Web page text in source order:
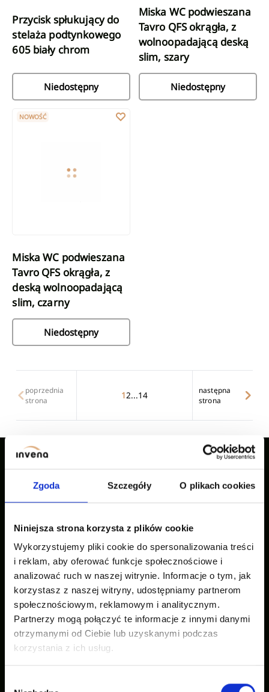
Zgoda Szczegóły O plikach cookies
Niniejsza strona korzysta z plików cookie
Wykorzystujemy pliki cookie do spersonalizowania treści
i reklam, aby oferować funkcje społecznościowe i
analizować ruch w naszej witrynie. Informacje o tym, jak
korzystasz z naszej witryny, udostępniamy partnerom
społecznościowym, reklamowym i analitycznym.
Partnerzy mogą połączyć te informacje z innymi danymi
otrzymanymi od Ciebie lub uzyskanymi podczas
korzystania z ich usług.
Przycisk spłukujący do
stelaża podtynkowego
605 biały chrom
Niedostępny
Miska WC podwieszana
Tavro QFS okrągła, z
wolnoopadającą deską
slim, szary
Niedostępny
Miska WC podwieszana Tavro QFS okrągła, z deską
NOWOŚĆ
Miska WC podwieszana
Tavro QFS okrągła, z
deską wolnoopadającą
slim, czarny
Niedostępny
poprzednia
strona
12...14
następna
strona
Nasze inspiracje